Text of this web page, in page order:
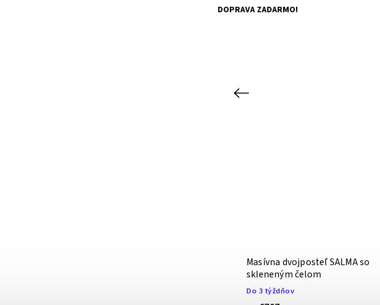
DOPRAVA ZADARMO!
Previous
Masívna dvojposteľ SALMA so
skleneným čelom
Do 3 týždňov